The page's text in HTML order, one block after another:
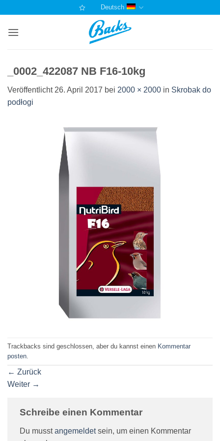
springen
Deutsch
_0002_422087 NB F16-10kg
Veröffentlicht 26. April 2017 bei 2000 × 2000 in Skrobak do
podłogi
Trackbacks sind geschlossen, aber du kannst einen Kommentar
posten
← Zurück
Weiter →
Schreibe einen Kommentar
Du musstangemeldetsein, um einen Kommentar